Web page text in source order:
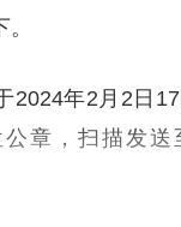
2024年2月2日
章，扫描发送